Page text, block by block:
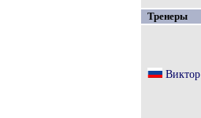
Тренеры
Виктор